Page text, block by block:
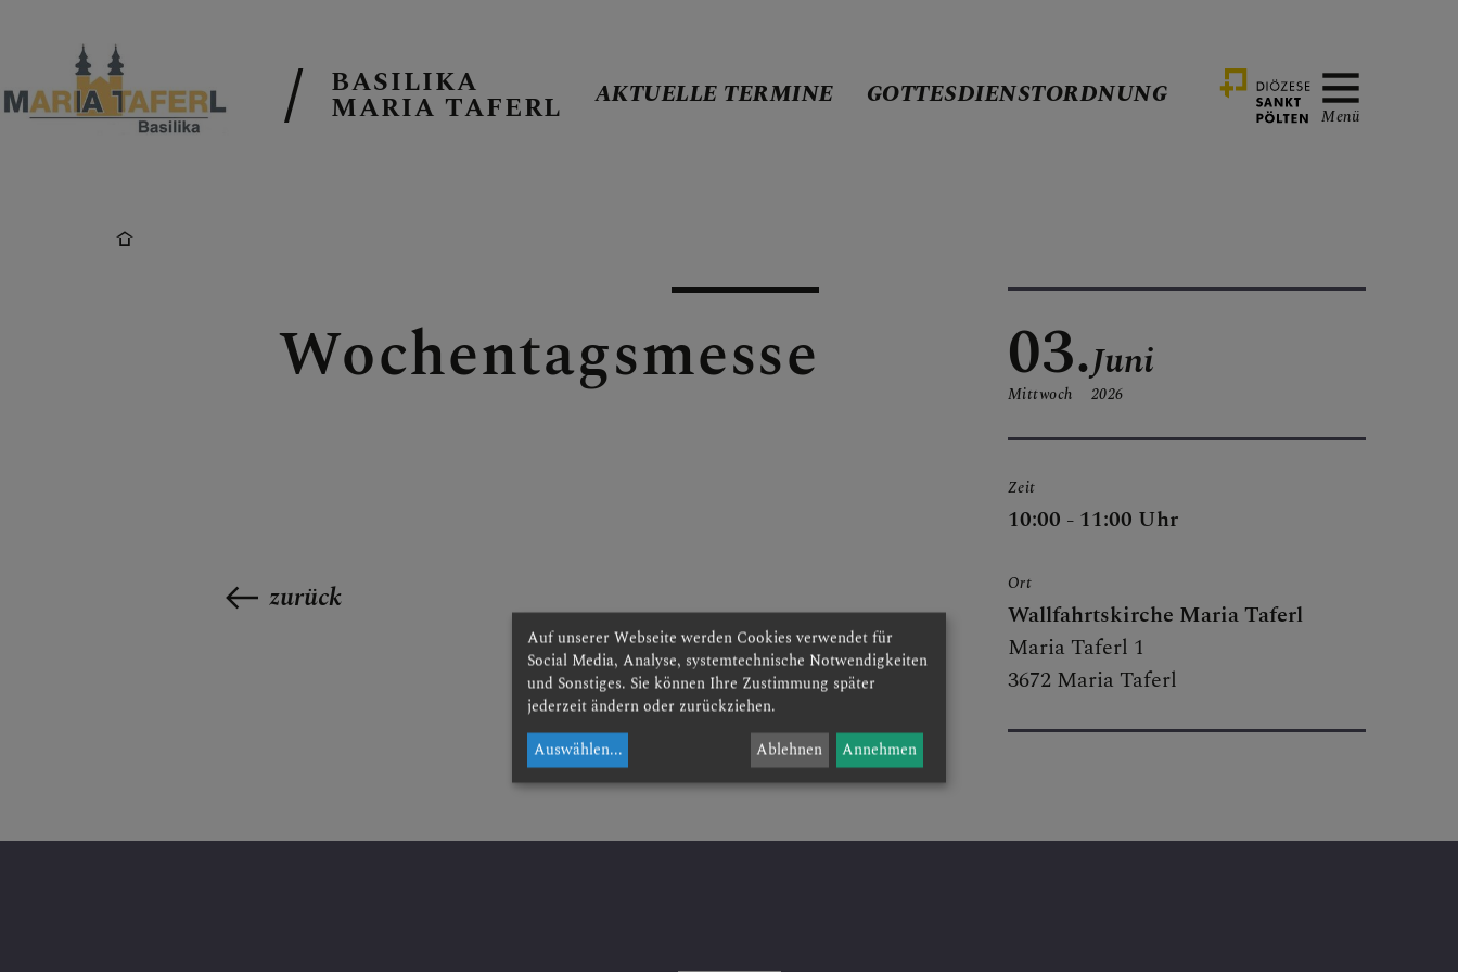
PFARRKIRCHE
FESTE & FEIERN
GRUPPEN & RUNDEN
BASILIKA
MARIA TAFERL AKTUELLE TERMINE GOTTESDIENSTORDNUNG
Menü
Wochentagsmesse 03.
Mittwoch
Juni
2026
Zeit
10:00 - 11:00 Uhr
Ort
Wallfahrtskirche Maria Taferl
Maria Taferl 1
3672 Maria Taferl
zurück
Auf unserer Webseite werden Cookies verwendet für
Social Media, Analyse, systemtechnische Notwendigkeiten
und Sonstiges. Sie können Ihre Zustimmung später
jederzeit ändern oder zurückziehen.
Auswählen... Ablehnen Annehmen